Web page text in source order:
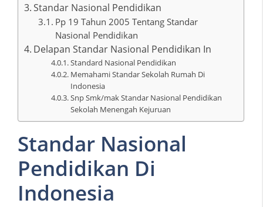
Standar Nasional Pendidikan
Pp 19 Tahun 2005 Tentang Standar
Nasional Pendidikan
Delapan Standar Nasional Pendidikan In
Standard Nasional Pendidikan
Memahami Standar Sekolah Rumah Di
Indonesia
Snp Smk/mak Standar Nasional Pendidikan
Sekolah Menengah Kejuruan
Standar Nasional
Pendidikan Di
Indonesia